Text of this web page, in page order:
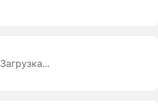
Загрузка...